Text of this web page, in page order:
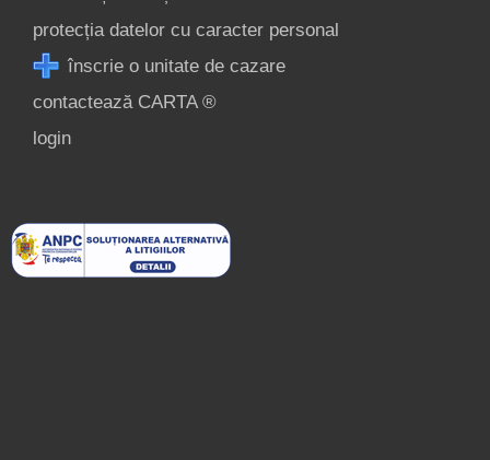
protecția datelor cu caracter personal
înscrie o unitate de cazare
contactează CARTA ®
login